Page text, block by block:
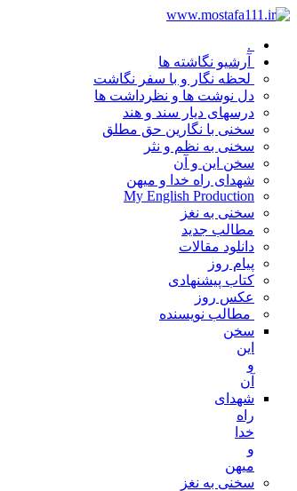
.
آرشیو نگاشته ها
لحظه نگار و با سفر نگاشت
دل نوشت ها و نظرداشت ها
درسهای دیار سند و هند
سخنی با نگارین حق مطلق
سخنی به نظم و نثر
سخن این و آن
شهدای راه خدا و میهن
My English Production
سخنی به نغز
مطالب جدید
دانلود مقالات
پیام روز
کتاب پیشنهادی
عکس روز
مطالب نویسنده
سخن
این
و
آن
شهدای
راه
خدا
و
میهن
سخنی به نغز